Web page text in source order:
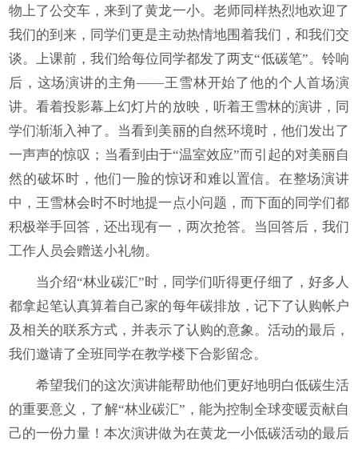
物上了公交车，来到了黄龙一小。老师同样热烈地欢迎了
我们的到来，同学们更是主动热情地围着我们，和我们交
谈。上课前，我们给每位同学都发了两支“低碳笔”。铃响
后，这场演讲的主角——王雪林开始了他的个人首场演
讲。看着投影幕上幻灯片的放映，听着王雪林的演讲，同
学们渐渐入神了。当看到美丽的自然环境时，他们发出了
一声声的惊叹；当看到由于“温室效应”而引起的对美丽自
然的破坏时，他们一脸的惊讶和难以置信。在整场演讲
中，王雪林会时不时地提一点小问题，而下面的同学们都
积极举手回答，还出现有一，两次抢答。当回答后，我们
工作人员会赠送小礼物。
当介绍“林业碳汇”时，同学们听得更仔细了，好多人
都拿起笔认真算着自己家的每年碳排放，记下了认购帐户
及相关的联系方式，并表示了认购的意象。活动的最后，
我们邀请了全班同学在教学楼下合影留念。
希望我们的这次演讲能帮助他们更好地明白低碳生活
的重要意义，了解“林业碳汇”，能为控制全球变暖贡献自
己的一份力量！本次演讲做为在黄龙一小低碳活动的最后